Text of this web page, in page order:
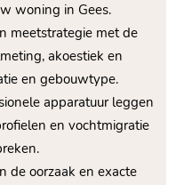
woning in Gees.​
meetstrategie met de
akoestiek en
en gebouwtype.​
apparatuur leggen
en vochtmigratie
de oorzaak en exacte